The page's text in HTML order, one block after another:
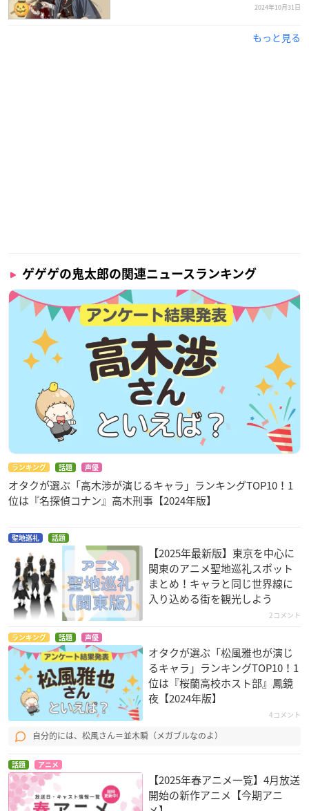
2024年10月31日
もっと見る
ゲゲゲの鬼太郎の関連ニュースランキング
ランキング 話題 声優
オタクが選ぶ「高木渉が演じるキャラ」ランキングTOP10！1
位は『名探偵コナン』高木刑事【2024年版】
聖地巡礼 話題
【2025年最新版】東京を中心に
関東のアニメ聖地巡礼スポット
まとめ！キャラと同じ世界線に
入り込める街を観光しよう
2コメント
ランキング 話題 声優
オタクが選ぶ「松風雅也が演じ
るキャラ」ランキングTOP10！1
位は『桜蘭高校ホスト部』鳳鏡
夜【2024年版】
4コメント
自分的には、松風さん＝並木瞬（メガブルなのよ）
話題 アニメ
【2025年春アニメ一覧】4月放送
開始の新作アニメ【今期アニ